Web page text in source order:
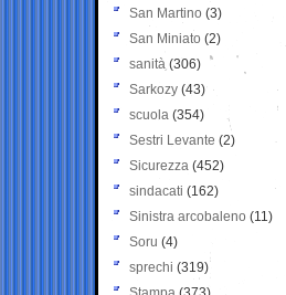
San Martino (3)
San Miniato (2)
sanità (306)
Sarkozy (43)
scuola (354)
Sestri Levante (2)
Sicurezza (452)
sindacati (162)
Sinistra arcobaleno (11)
Soru (4)
sprechi (319)